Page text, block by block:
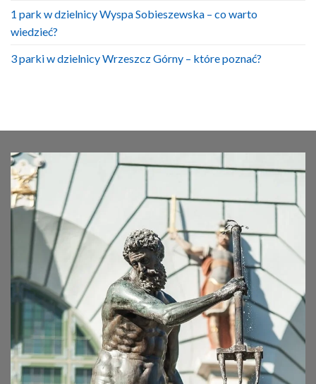
1 park w dzielnicy Wyspa Sobieszewska – co warto
wiedzieć?
3 parki w dzielnicy Wrzeszcz Górny – które poznać?